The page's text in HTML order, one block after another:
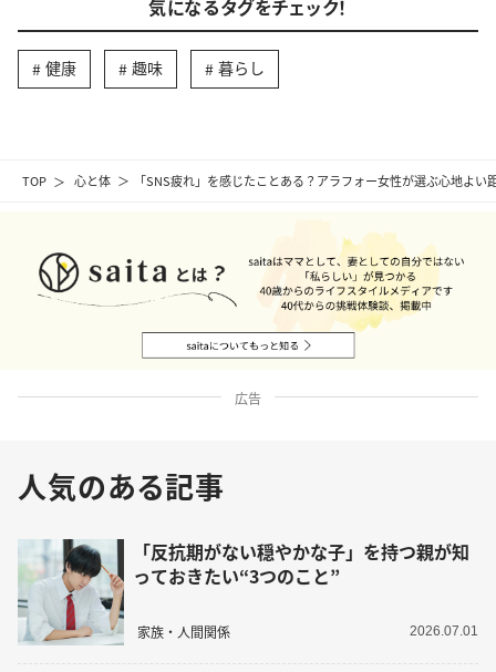
TOP 心と体 「SNS疲れ」を感じたことある？アラフォー女性が選ぶ心地よい
気になるタグをチェック！
健康 趣味 暮らし
広告
人気のある記事
「反抗期がない穏やかな子」を持つ親が知
っておきたい“3つのこと”
家族・人間関係 2026.07.01